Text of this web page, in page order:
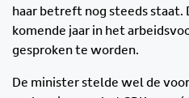
haar betreft nog steeds staat.
komende jaar in het
gesproken te worden.
De minister stelde wel de